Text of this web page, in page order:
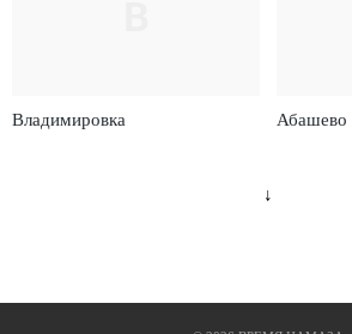
Владимировка Абашево
↓